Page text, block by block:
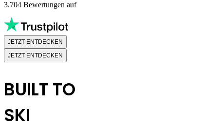
3.704 Bewertungen auf
JETZT ENTDECKEN
JETZT ENTDECKEN
BUILT TO
SKI